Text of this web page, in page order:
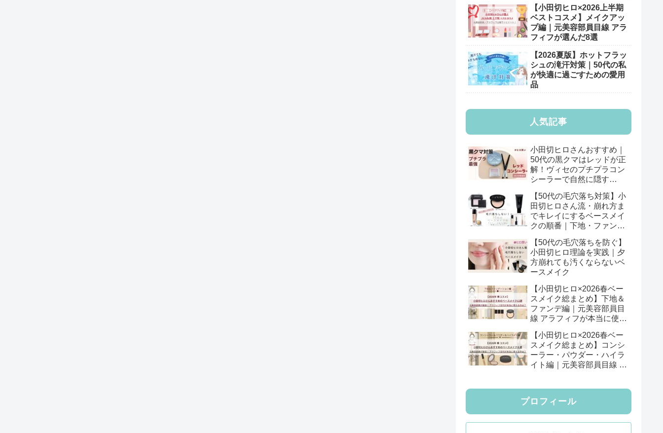
【小田切ヒロ×2026上半期
ベストコスメ】メイクアッ
プ編｜元美容部員目線 アラ
フィフが選んだ8選
【2026夏版】ホットフラッ
シュの滝汗対策｜50代の私
が快適に過ごすための愛用
品
人気記事
小田切ヒロさんおすすめ｜
50代の黒クマはレッドが正
解！ヴィセのプチプラコン
シーラーで自然に隠す
【50代の毛穴落ち対策】小
田切ヒロさん流・崩れ方ま
でキレイにするベースメイ
クの順番｜下地・ファン
【50代の毛穴落ちを防ぐ】
小田切ヒロ理論を実践｜夕
方崩れても汚くならないベ
ースメイク
【小田切ヒロ×2026春ベー
スメイク総まとめ】下地＆
ファンデ編｜元美容部員目
線 アラフィフが本当に使え
【小田切ヒロ×2026春ベー
スメイク総まとめ】コンシ
ーラー・パウダー・ハイラ
イト編｜元美容部員目線 ア
プロフィール